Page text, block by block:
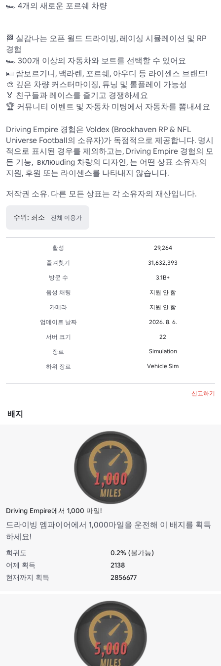
🏎️ 4개의 새로운 포르쉐 차량
🏁 실감나는 오픈 월드 드라이빙, 레이싱 시뮬레이션 및 RP
경험
🏎️ 300개 이상의 자동차와 보트를 선택할 수 있어요
🪪 람보르기니, 맥라렌, 포르쉐, 아우디 등 라이센스 브랜드!
🎨 깊은 차량 커스터마이징, 튜닝 및 롤플레이 가능성
🏅 친구들과 레이스를 즐기고 경쟁하세요
🏆 커뮤니티 이벤트 및 자동차 미팅에서 자동차를 뽐내세요
Driving Empire 경험은 Voldex (Brookhaven RP & NFL
Universe Football의 소유자)가 독점적으로 제공합니다. 명시
적으로 표시된 경우를 제외하고는, Driving Empire 경험의 모
든 기능,  вклюuding 차량의 디자인, 는 어떤 상표 소유자의
지원, 후원 또는 라이센스를 나타내지 않습니다.
저작권 소유. 다른 모든 상표는 각 소유자의 재산입니다.
수위: 최소 전체 이용가
활성
29,264
즐겨찾기
31,632,393
방문 수
3.1B+
음성 채팅
지원 안 함
카메라
지원 안 함
업데이트 날짜
2026. 8. 6.
서버 크기
22
장르
Simulation
하위 장르 Vehicle Sim
신고하기
배지
Driving Empire에서 1,000 마일!
드라이빙 엠파이어에서 1,000마일을 운전해 이 배지를 획득
하세요!
희귀도
0.2% (불가능)
어제 획득
2138
현재까지 획득
2856677